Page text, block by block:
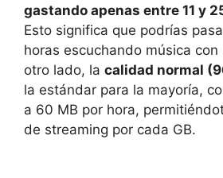
gastando apenas entre 11 y
Esto significa que podrías
horas escuchando música con
otro lado, la calidad normal
la estándar para la mayoría,
a 60 MB por hora,
de streaming por cada GB.